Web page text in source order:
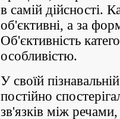
в самій дійсності.
об'єктивні, а за
Об'єктивність
особливістю.
У своїй
постійно
зв'язків між речами,